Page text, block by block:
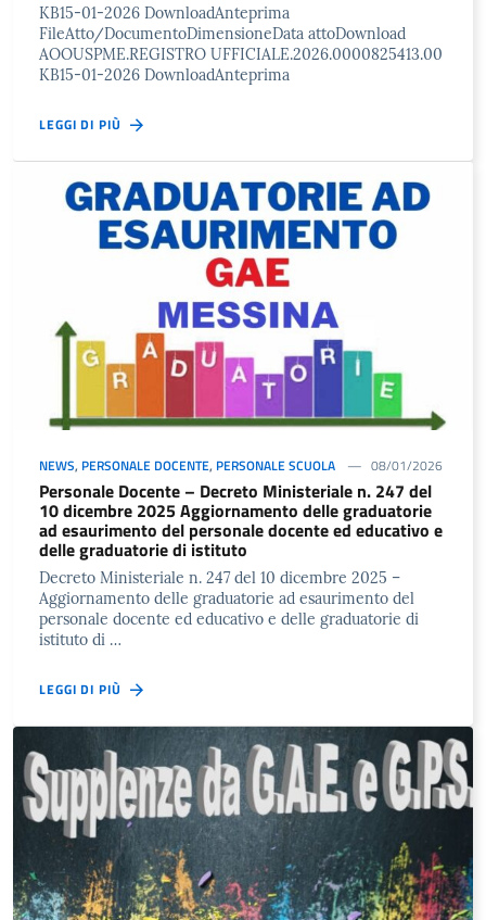
KB15-01-2026 DownloadAnteprima
FileAtto/DocumentoDimensioneData attoDownload
AOOUSPME.REGISTRO UFFICIALE.2026.0000825413.00
KB15-01-2026 DownloadAnteprima
LEGGI DI PIÙ
NEWS, PERSONALE DOCENTE, PERSONALE SCUOLA 08/01/2026
Personale Docente – Decreto Ministeriale n. 247 del
10 dicembre 2025 Aggiornamento delle graduatorie
ad esaurimento del personale docente ed educativo e
delle graduatorie di istituto
Decreto Ministeriale n. 247 del 10 dicembre 2025 –
Aggiornamento delle graduatorie ad esaurimento del
personale docente ed educativo e delle graduatorie di
istituto di …
LEGGI DI PIÙ